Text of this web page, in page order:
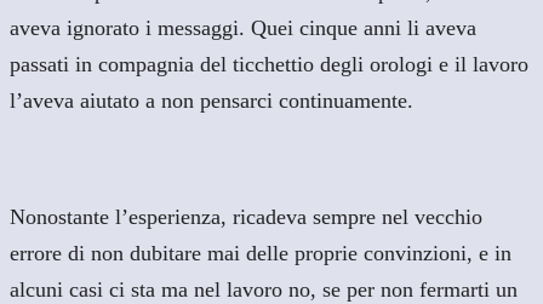
aveva ignorato i messaggi. Quei cinque anni li aveva
passati in compagnia del ticchettio degli orologi e il lavoro
l’aveva aiutato a non pensarci continuamente.
Nonostante l’esperienza, ricadeva sempre nel vecchio
errore di non dubitare mai delle proprie convinzioni, e in
alcuni casi ci sta ma nel lavoro no, se per non fermarti un